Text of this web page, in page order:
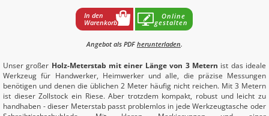
In den
Warenkorb
Online
gestalten
Angebot als PDF herunterladen.
Unser großer Holz-Meterstab mit einer Länge von 3 Metern ist das ideale
Werkzeug für Handwerker, Heimwerker und alle, die präzise Messungen
benötigen und denen die üblichen 2 Meter häufig nicht reichen. Mit 3 Metern
ist dieser Zollstock ein Riese. Aber trotzdem kompakt, robust und leicht zu
handhaben - dieser Meterstab passt problemlos in jede Werkzeugtasche oder